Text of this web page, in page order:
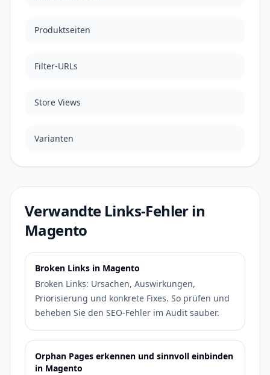
Produktseiten
Filter-URLs
Store Views
Varianten
Verwandte Links-Fehler in
Magento
Broken Links in Magento
Broken Links: Ursachen, Auswirkungen,
Priorisierung und konkrete Fixes. So prüfen und
beheben Sie den SEO-Fehler im Audit sauber.
Orphan Pages erkennen und sinnvoll einbinden
in Magento